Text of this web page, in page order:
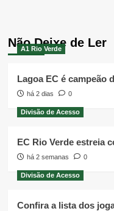
Não Deixe de Ler
A1 Rio Verde
Lagoa EC é campeão
há 2 dias 0
Divisão de Acesso
EC Rio Verde estreia
há 2 semanas 0
Divisão de Acesso
Confira a lista dos